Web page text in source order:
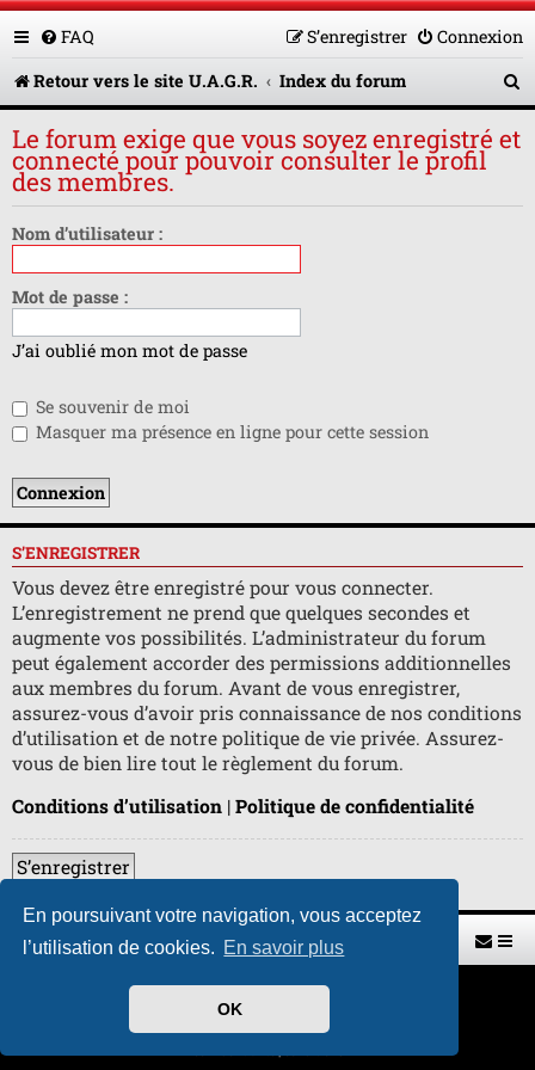
En poursuivant votre navigation, vous acceptez
l’utilisation de cookies. En savoir plus
OK
FAQ Connexion
S’enregistrer
Retour vers le site U.A.G.R.
Index du forum
e
Le forum exige que vous soyez enregistré et
connecté pour pouvoir consulter le profil
des membres.
Nom d’utilisateur :
Mot de passe :
J’ai oublié mon mot de passe
Se souvenir de moi
Masquer ma présence en ligne pour cette session
S’ENREGISTRER
Vous devez être enregistré pour vous connecter.
L’enregistrement ne prend que quelques secondes et
augmente vos possibilités. L’administrateur du forum
peut également accorder des permissions additionnelles
aux membres du forum. Avant de vous enregistrer,
assurez-vous d’avoir pris connaissance de nos conditions
d’utilisation et de notre politique de vie privée. Assurez-
vous de bien lire tout le règlement du forum.
Conditions d’utilisation | Politique de confidentialité
S’enregistrer
Retour vers le site U.A.G.R. Index du forum
Développé parphpBB® Forum Software © phpBB Limited
Traduit par
H. DREUILHE avec l'aide de CABOT